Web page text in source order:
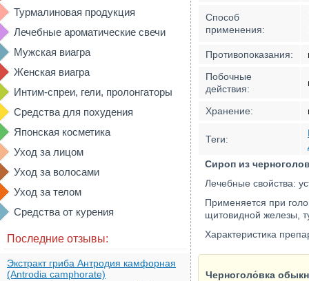
Турмалиновая продукция
Лечебные ароматические свечи
Мужская виагра
Женская виагра
Интим-спреи, гели, пролонгаторы
Средства для похудения
Японская косметика
Уход за лицом
Уход за волосами
Уход за телом
Средства от курения
Последние отзывы:
Экстракт гриба Антродия камфорная
(Antrodia camphorate)
Способ
применения:
Противопоказания:
Побочные
действия:
Хранение:
Теги:
Сироп из
Лечебные свойства:
Применяется при
щитовидной железы,
Характеристика
Черноголо́вка